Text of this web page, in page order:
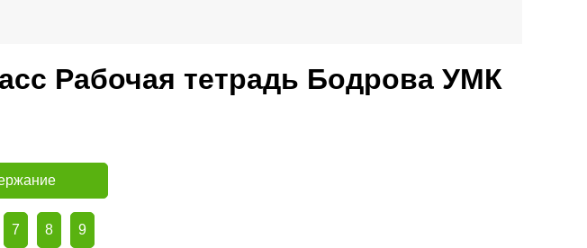
Рабочая тетрадь Бодрова УМК
7 8 9